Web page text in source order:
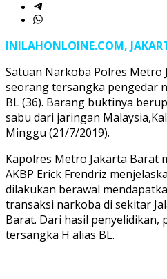
INILAHONLOINE.COM,
Satuan Narkoba Polres Metro
seorang tersangka pengedar
BL (36). Barang buktinya
sabu dari jaringan
Minggu (21/7/2019).
Kapolres Metro Jakarta Barat
AKBP Erick Frendriz
dilakukan berawal
transaksi narkoba di sekitar
Barat. Dari hasil penyelidikan,
tersangka H alias BL.